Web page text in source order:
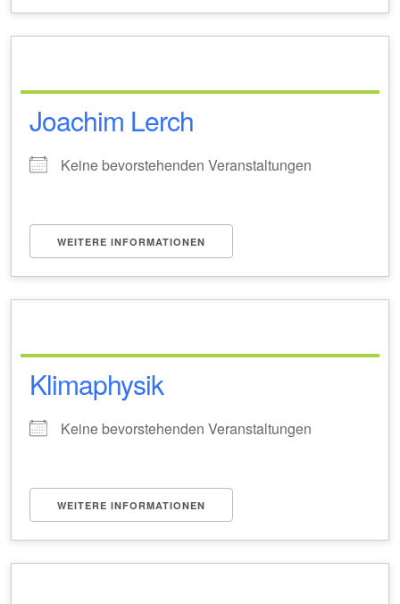
Joachim Lerch
Keine bevorstehenden Veranstaltungen
WEITERE INFORMATIONEN
Klimaphysik
Keine bevorstehenden Veranstaltungen
WEITERE INFORMATIONEN